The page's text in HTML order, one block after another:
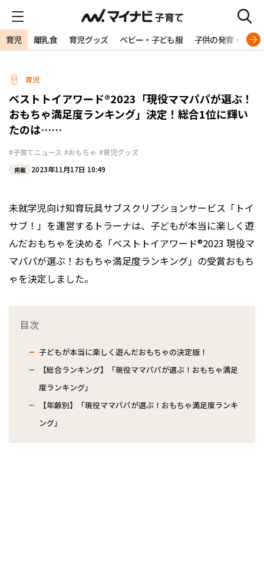
育児 離乳食 育児グッズ ベビー・子ども服 子供の発育・発達
育児
ベストトイアワード®2023「現役ママパパが選ぶ！
おもちゃ満足度ランキング」決定！総合1位に輝い
たのは……
#子育てニュース #おもちゃ #育児グッズ
掲載 2023年11月17日 10:49
未就学児向け知育玩具サブスクリプションサービス「トイ
サブ！」を運営するトラーナは、子どもが本当に楽しく遊
んだおもちゃを決める「ベストトイアワード®2023 現役マ
マパパが選ぶ！おもちゃ満足度ランキング」の受賞おもち
ゃを決定しました。
目次
子どもが本当に楽しく遊んだおもちゃの決定版！
【総合ランキング】「現役ママパパが選ぶ！おもちゃ満足
度ランキング」
【年齢別】「現役ママパパが選ぶ！おもちゃ満足度ランキ
ング」